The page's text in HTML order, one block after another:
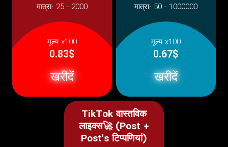
मात्रा: 25 - 2000
मूल्य x100
0.83$
खरीदें
मात्रा: 50 - 1000000
मूल्य x100
0.67$
खरीदें
TikTok वास्तविक
लाइक्स🚀 (Post +
Post's टिप्पणियां)